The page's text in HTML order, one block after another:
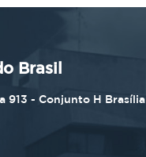
Brasil
913 - Conjunto H Brasília